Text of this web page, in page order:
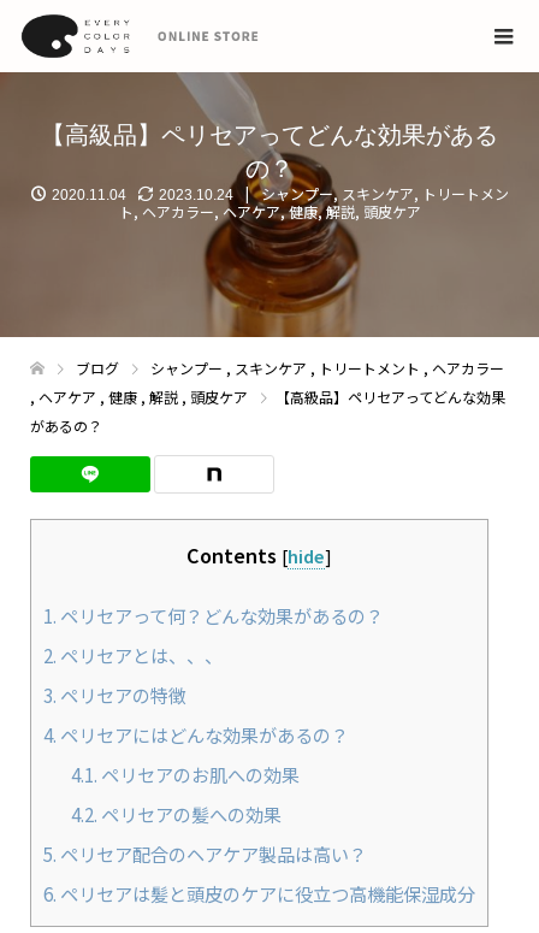
【高級品】ペリセアってどんな効果がある
の？
2020.11.04 2023.10.24 シャンプー, スキンケア, トリートメン
ト, ヘアカラー, ヘアケア,健康,解説, 頭皮ケア
ブログ シャンプー , スキンケア , トリートメント , ヘアカラー
, ヘアケア , 健康 , 解説 , 頭皮ケア
【高級品】ペリセアってどんな効果
があるの？
Contents [hide]
1. ペリセアって何？どんな効果があるの？
2. ペリセアとは、、、
3. ペリセアの特徴
4. ペリセアにはどんな効果があるの？
4.1. ペリセアのお肌への効果
4.2. ペリセアの髪への効果
5. ペリセア配合のヘアケア製品は高い？
6. ペリセアは髪と頭皮のケアに役立つ高機能保湿成分